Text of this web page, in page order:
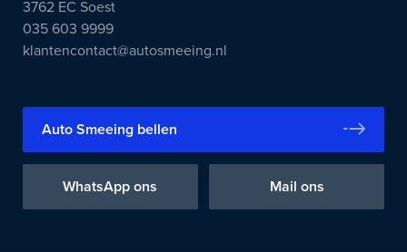
3762 EC Soest
035 603 9999
klantencontact@autosmeeing.nl
Auto Smeeing bellen
WhatsApp ons Mail ons